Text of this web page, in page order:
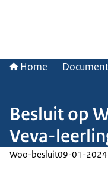
Home
Besluit op
Veva-
Woo-besluit09-01-2024